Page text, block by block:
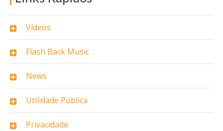
Vídeos
Flash Back Music
News
Utilidade Pública
Privacidade